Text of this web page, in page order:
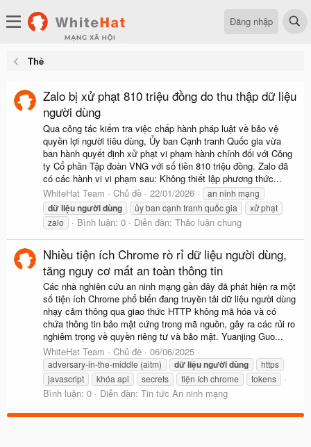
Đăng nhập
Thẻ
Zalo bị xử phạt 810 triệu đồng do thu thập dữ liệu
người dùng
Qua công tác kiểm tra việc chấp hành pháp luật về bảo vệ
quyền lợi người tiêu dùng, Ủy ban Cạnh tranh Quốc gia vừa
ban hành quyết định xử phạt vi phạm hành chính đối với Công
ty Cổ phần Tập đoàn VNG với số tiền 810 triệu đồng. Zalo đã
có các hành vi vi phạm sau: Không thiết lập phương thức...
WhiteHat Team
Chủ đề 22/01/2026 an ninh mạng
dữliệungườidùng ủy ban cạnh tranh quốc gia
xử phạt
zalo
Bình luận: 0 Diễn đàn: Thảo luận chung
Nhiều tiện ích Chrome rò rỉ dữ liệu người dùng,
tăng nguy cơ mất an toàn thông tin
Các nhà nghiên cứu an ninh mạng gần đây đã phát hiện ra một
số tiện ích Chrome phổ biến đang truyền tải dữ liệu người dùng
nhạy cảm thông qua giao thức HTTP không mã hóa và có
chứa thông tin bảo mật cứng trong mã nguồn, gây ra các rủi ro
nghiêm trọng về quyền riêng tư và bảo mật. Yuanjing Guo...
WhiteHat Team
Chủ đề 06/06/2025
adversary-in-the-middle (aitm) dữliệungườidùng
https
javascript
khóa api secrets tiện ích chrome tokens
Bình luận: 0 Diễn đàn: Tin tức An ninh mạng